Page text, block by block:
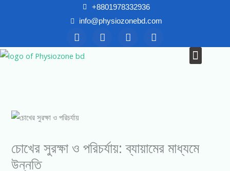
+8801978332936
info@physiozonebd.com
F
a
c
e
T
w
i
Y
o
u
I
n
s Menu
চোখের সুরক্ষা ও পরিচর্যায়: ব্যায়ামের মাধ্যমে
উন্নতি